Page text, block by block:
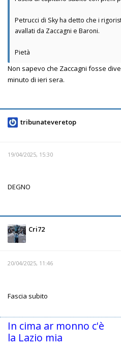
Petrucci di Sky ha detto che i
avallati da Zaccagni e Baroni.
Pietà
Non sapevo che Zaccagni fosse
minuto di ieri sera.
tribunateveretop
19/04/2025, 15:30
DEGNO
Cri72
20/04/2025, 11:46
Fascia subito
In cima ar monno c'è
la Lazio mia